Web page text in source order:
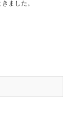
ました。